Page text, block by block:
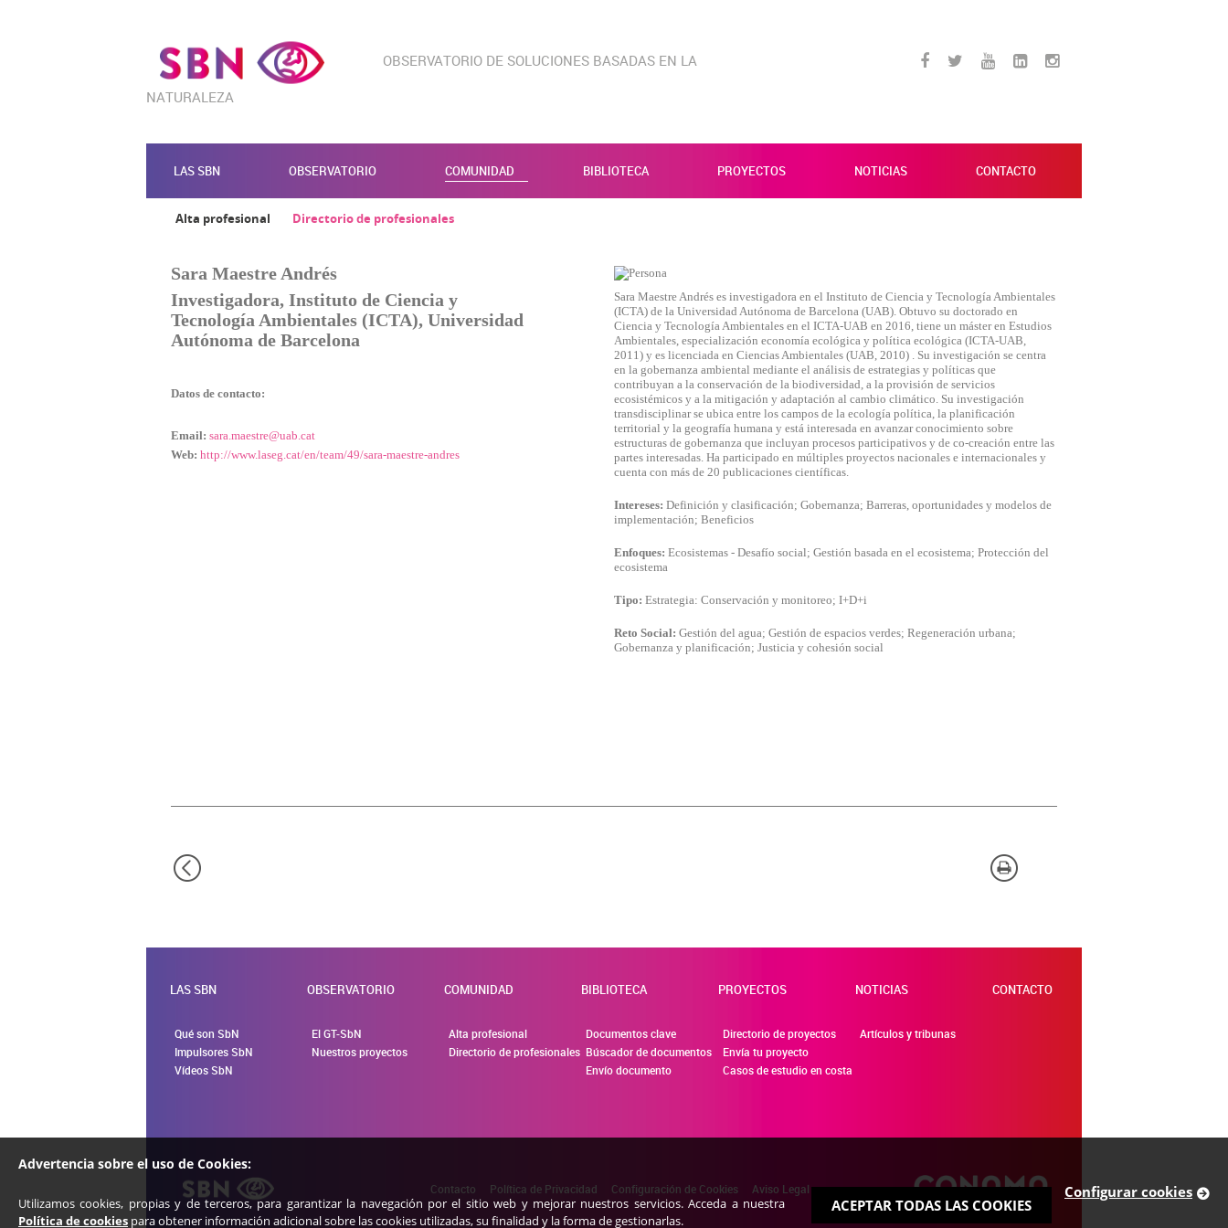
OBSERVATORIO DE SOLUCIONES BASADAS EN LA
NATURALEZA
LAS SBN OBSERVATORIO COMUNIDAD BIBLIOTECA PROYECTOS NOTICIAS CONTACTO
Alta profesional Directorio de profesionales
Sara Maestre Andrés es investigadora en el Instituto de Ciencia y Tecnología Ambientales
(ICTA) de la Universidad Autónoma de Barcelona (UAB). Obtuvo su doctorado en
Ciencia y Tecnología Ambientales en el ICTA-UAB en 2016, tiene un máster en Estudios
Ambientales, especialización economía ecológica y política ecológica (ICTA-UAB,
2011) y es licenciada en Ciencias Ambientales (UAB, 2010) . Su investigación se centra
en la gobernanza ambiental mediante el análisis de estrategias y políticas que
contribuyan a la conservación de la biodiversidad, a la provisión de servicios
ecosistémicos y a la mitigación y adaptación al cambio climático. Su investigación
transdisciplinar se ubica entre los campos de la ecología política, la planificación
territorial y la geografía humana y está interesada en avanzar conocimiento sobre
estructuras de gobernanza que incluyan procesos participativos y de co-creación entre las
partes interesadas. Ha participado en múltiples proyectos nacionales e internacionales y
cuenta con más de 20 publicaciones científicas.
Intereses: Definición y clasificación; Gobernanza; Barreras, oportunidades y modelos de
implementación; Beneficios
Enfoques: Ecosistemas - Desafío social; Gestión basada en el ecosistema; Protección del
ecosistema
Tipo: Estrategia: Conservación y monitoreo; I+D+i
Reto Social: Gestión del agua; Gestión de espacios verdes; Regeneración urbana;
Gobernanza y planificación; Justicia y cohesión social
Sara Maestre Andrés
Investigadora, Instituto de Ciencia y
Tecnología Ambientales (ICTA), Universidad
Autónoma de Barcelona
Datos de contacto:
Email: sara.maestre@uab.cat
Web: http://www.laseg.cat/en/team/49/sara-maestre-andres
LAS SBN
Qué son SbN
Impulsores SbN
Vídeos SbN
OBSERVATORIO
El GT-SbN
Nuestros proyectos
COMUNIDAD
Alta profesional
Directorio de profesionales
BIBLIOTECA
Documentos clave
Búscador de documentos
Envío documento
PROYECTOS
Directorio de proyectos
Envía tu proyecto
Casos de estudio en costa
NOTICIAS
Artículos y tribunas
CONTACTO
Contacto Política de Privacidad Configuración de Cookies Aviso Legal
Advertencia sobre el uso de Cookies:
Utilizamos cookies, propias y de terceros, para garantizar la navegación por el sitio web y mejorar nuestros servicios. Acceda a nuestra
Política de cookies para obtener información adicional sobre las cookies utilizadas, su finalidad y la forma de gestionarlas.
ACEPTAR TODAS LAS COOKIES
Configurar cookies
HABILITAR TODO RECHAZAR TODO
Estas cookies son necesarias para que el sitio web funcione y no se pueden desactivar en nuestros sistemas. Puede configurar su
navegador para bloquear o alertar sobre estas cookies, pero alguna áreas del sitio no funcionarán. Estas cookies no almacenan
Estas cookies nos permiten contar las visitas y fuentes de tráfico para poder evaluar el rendimiento de nuestro sitio y mejorarlo. Nos
Puedes volver a configurar tus cookies desde la sección "Configuración de cookies" al pie de la página. También puedes consultar nuestra
política de cookies